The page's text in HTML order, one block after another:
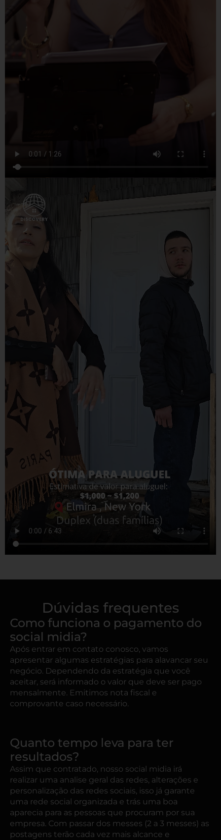
Dúvidas frequentes
Como funciona o pagamento do
social midia?
Após entrar em contato conosco, vamos
apresentar algumas estratégias para alavancar seu
negócio. Dependendo da estratégia que você
aceitar, será informado o valor que deve ser pago
mensalmente. Emitimos nota fiscal e
comprovante caso necessário.
Quanto tempo leva para ter
resultados?
Assim que contratado, nosso social midia irá
realizar uma analise geral das redes, alterações e
personalização das redes sociais, isso já garante
uma rede social organizada e trás uma boa
aparecia para as pessoas que procuram por sua
empresa. Com passar dos messes (2 a 3 messes) as
postagens terão cada vez mais alcance e